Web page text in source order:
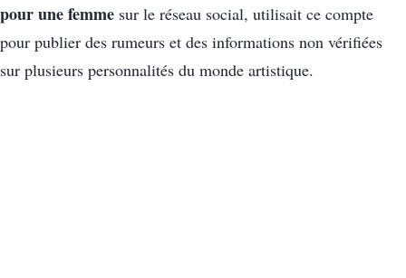
pour une femme sur le réseau social, utilisait ce compte
pour publier des rumeurs et des informations non vérifiées
sur plusieurs personnalités du monde artistique.